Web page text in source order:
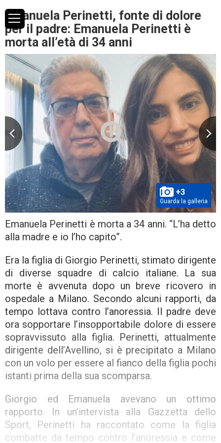
Emanuela Perinetti, fonte di dolore
per il padre: Emanuela Perinetti è
morta all’età di 34 anni
+3
Guarda la galleria
Emanuela Perinetti è morta a 34 anni. “L’ha detto
alla madre e io l’ho capito”.
Era la figlia di Giorgio Perinetti, stimato dirigente
di diverse squadre di calcio italiane. La sua
morte è avvenuta dopo un breve ricovero in
ospedale a Milano. Secondo alcuni rapporti, da
tempo lottava contro l’anoressia. Il padre deve
ora sopportare l’insopportabile dolore di essere
sopravvissuto alla figlia. Perinetti, attualmente
dirigente dell’Avellino, si è precipitato a Milano
con un volo per essere al fianco della figlia pochi
istanti prima della sua scomparsa.
Giorgio ed Emanuela avevano un ottimo
rapporto. In un’intervista alla Gazzetta dello
Sport, Perinetti ha raccontato come la figlia
combatte da tempo contro l’anoressia e come